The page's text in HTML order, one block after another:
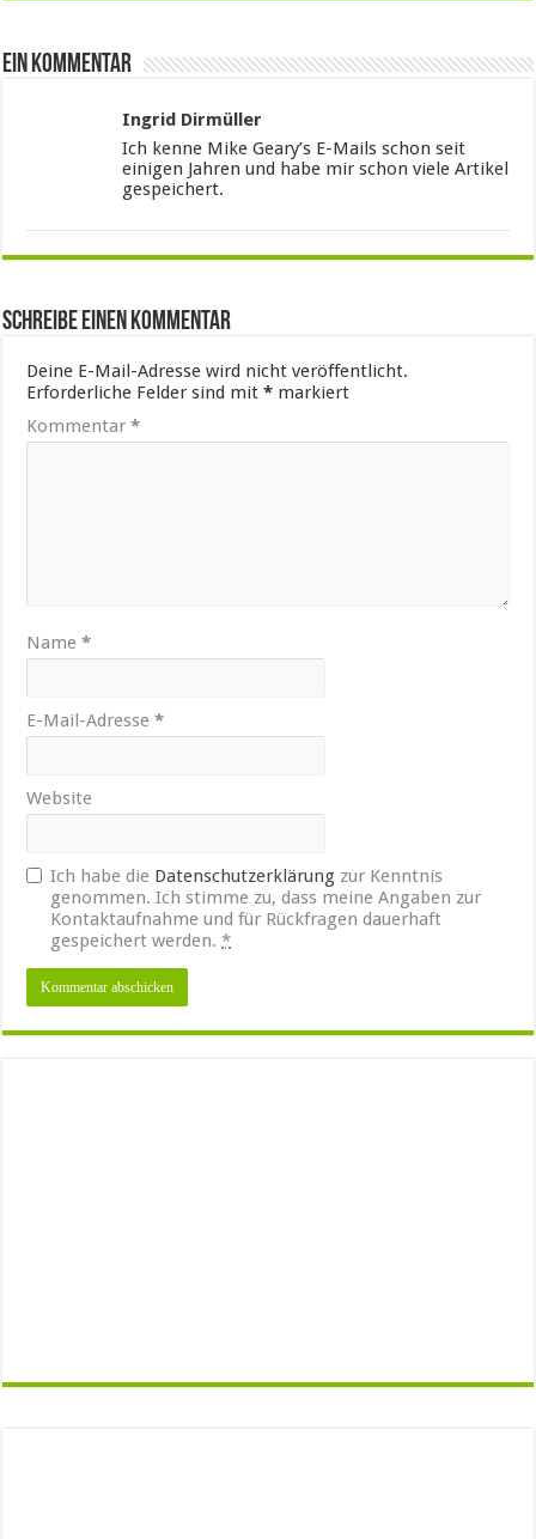
Ein Kommentar
Ingrid Dirmüller
Ich kenne Mike Geary’s E-Mails schon seit
einigen Jahren und habe mir schon viele Artikel
gespeichert.
Schreibe einen Kommentar
Deine E-Mail-Adresse wird nicht veröffentlicht.
Erforderliche Felder sind mit* markiert
Kommentar*
Name*
E-Mail-Adresse*
Website
Ich habe die Datenschutzerklärung zur Kenntnis
genommen. Ich stimme zu, dass meine Angaben zur
Kontaktaufnahme und für Rückfragen dauerhaft
gespeichert werden.*